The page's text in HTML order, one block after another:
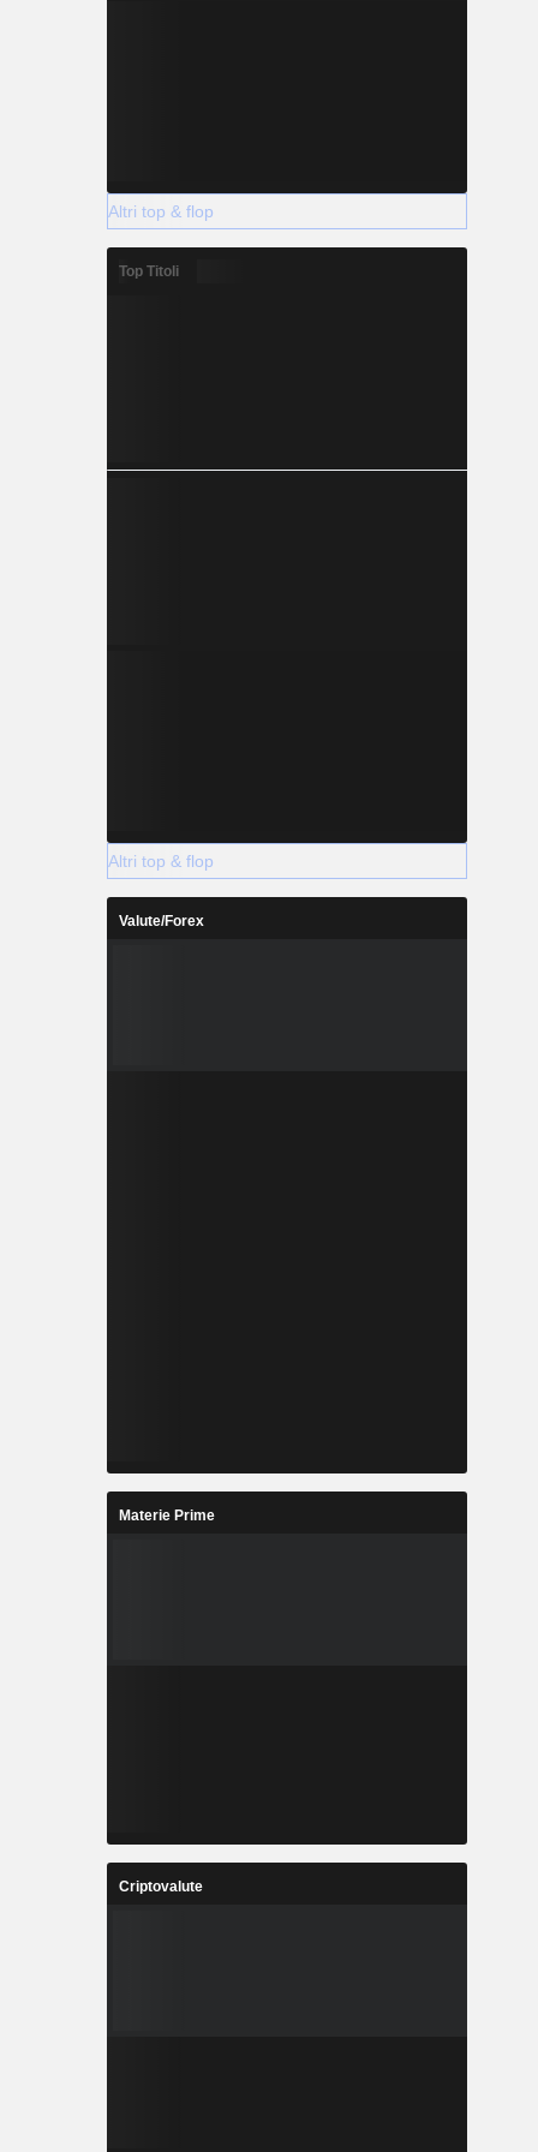
Altri top & flop
Top Titoli
Altri top & flop
Valute/Forex
Materie Prime
Criptovalute